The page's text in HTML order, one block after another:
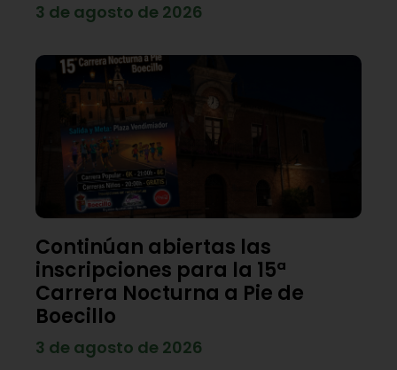
3 de agosto de 2026
Continúan abiertas las
inscripciones para la 15ª
Carrera Nocturna a Pie de
Boecillo
3 de agosto de 2026